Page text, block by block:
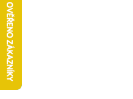
P
o
s
t
r
a